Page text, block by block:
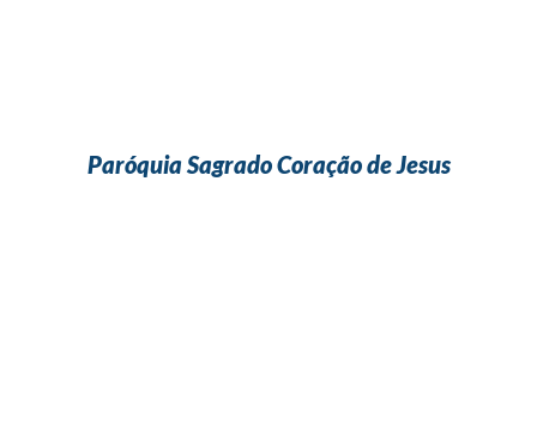
Paróquia Sagrado Coração de Jesus